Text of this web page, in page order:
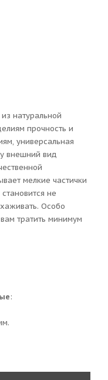
натуральной
прочность и
универсальная
внешний вид
мелкие частички
не
Особо
тратить минимум
: